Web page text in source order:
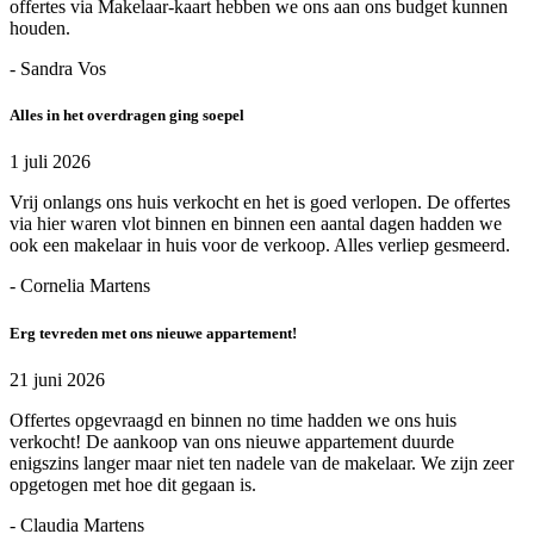
offertes via Makelaar-kaart hebben we ons aan ons budget kunnen
houden.
- Sandra Vos
Alles in het overdragen ging soepel
1 juli 2026
Vrij onlangs ons huis verkocht en het is goed verlopen. De offertes
via hier waren vlot binnen en binnen een aantal dagen hadden we
ook een makelaar in huis voor de verkoop. Alles verliep gesmeerd.
- Cornelia Martens
Erg tevreden met ons nieuwe appartement!
21 juni 2026
Offertes opgevraagd en binnen no time hadden we ons huis
verkocht! De aankoop van ons nieuwe appartement duurde
enigszins langer maar niet ten nadele van de makelaar. We zijn zeer
opgetogen met hoe dit gegaan is.
- Claudia Martens